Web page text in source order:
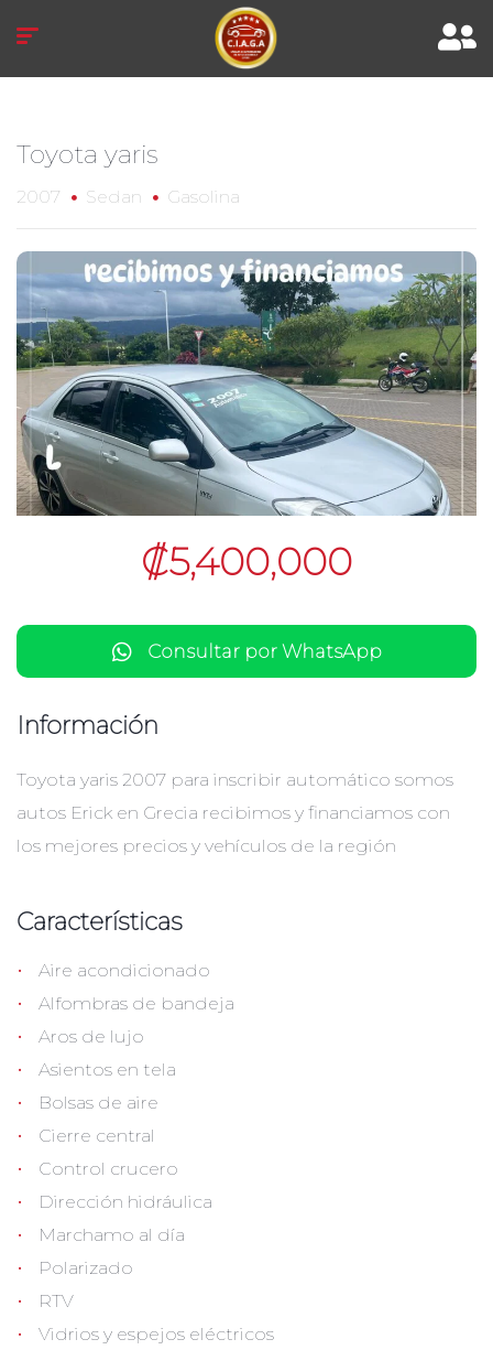
Toyota yaris
2007 Sedan Gasolina
₡5,400,000
Consultar por WhatsApp
Información
Toyota yaris 2007 para inscribir automático somos
autos Erick en Grecia recibimos y financiamos con
los mejores precios y vehículos de la región
Características
• Aire acondicionado
• Alfombras de bandeja
• Aros de lujo
• Asientos en tela
• Bolsas de aire
• Cierre central
• Control crucero
• Dirección hidráulica
• Marchamo al día
• Polarizado
• RTV
• Vidrios y espejos eléctricos